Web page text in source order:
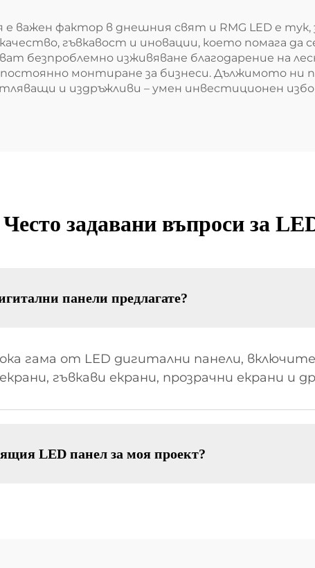
е важен фактор в днешния свят и RMG LED е тук,
гъвкавост и иновации, което помага
безпроблемно изживяване благодарение на
постоянно монтиране за бизнеси. Дължимото
и издръжливи – умен инвестиционен
Често задавани въпроси за
панели предлагате?
гама от LED дигитални панели,
гъвкави екрани, прозрачни екрани и
LED панел за моя проект?